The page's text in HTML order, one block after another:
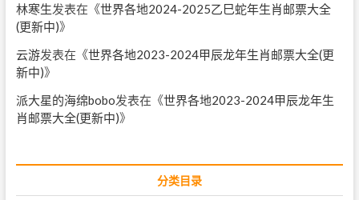
林寒生发表在《世界各地2024-2025乙巳蛇年生肖邮票大全
(更新中)》
云游发表在《世界各地2023-2024甲辰龙年生肖邮票大全(更
新中)》
派大星的海绵bobo发表在《世界各地2023-2024甲辰龙年生
肖邮票大全(更新中)》
分类目录